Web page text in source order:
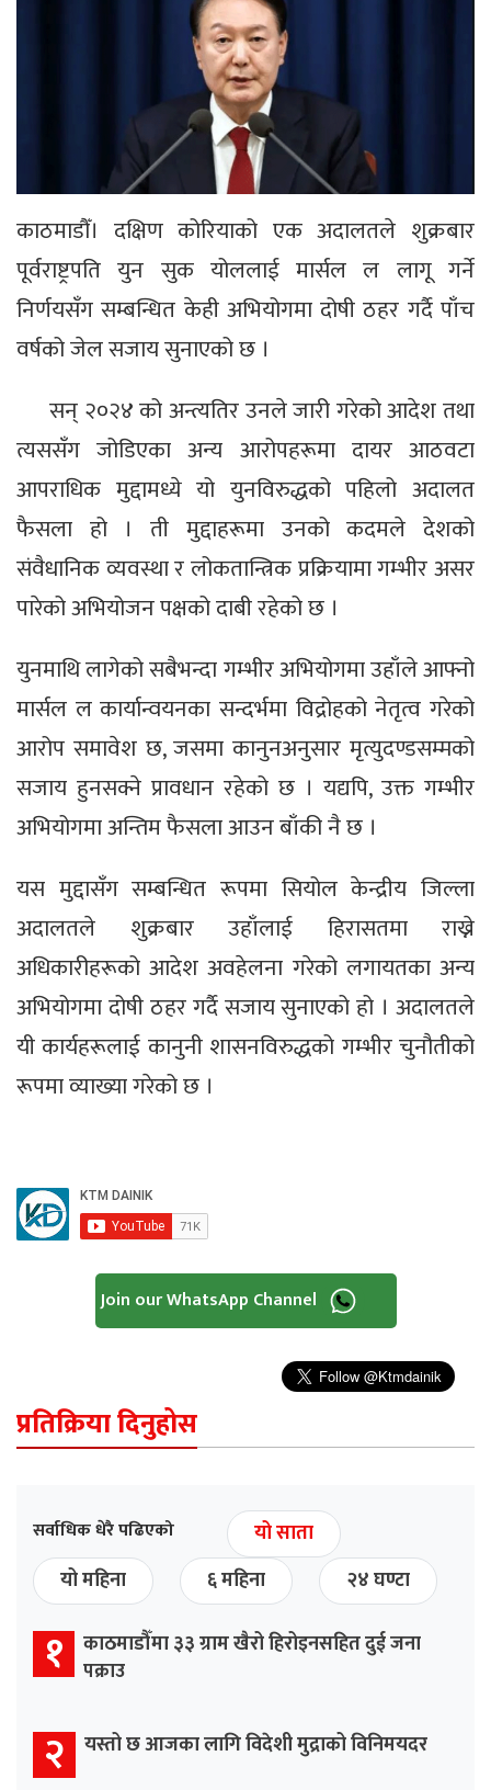
काठमाडौँ। दक्षिण कोरियाको एक अदालतले शुक्रबार
पूर्वराष्ट्रपति युन सुक योललाई मार्सल ल लागू गर्ने
निर्णयसँग सम्बन्धित केही अभियोगमा दोषी ठहर गर्दै पाँच
वर्षको जेल सजाय सुनाएको छ ।
सन् २०२४ को अन्त्यतिर उनले जारी गरेको आदेश तथा
त्यससँग जोडिएका अन्य आरोपहरूमा दायर आठवटा
आपराधिक मुद्दामध्ये यो युनविरुद्धको पहिलो अदालत
फैसला हो । ती मुद्दाहरूमा उनको कदमले देशको
संवैधानिक व्यवस्था र लोकतान्त्रिक प्रक्रियामा गम्भीर असर
पारेको अभियोजन पक्षको दाबी रहेको छ ।
युनमाथि लागेको सबैभन्दा गम्भीर अभियोगमा उहाँले आफ्नो
मार्सल ल कार्यान्वयनका सन्दर्भमा विद्रोहको नेतृत्व गरेको
आरोप समावेश छ, जसमा कानुनअनुसार मृत्युदण्डसम्मको
सजाय हुनसक्ने प्रावधान रहेको छ । यद्यपि, उक्त गम्भीर
अभियोगमा अन्तिम फैसला आउन बाँकी नै छ ।
यस मुद्दासँग सम्बन्धित रूपमा सियोल केन्द्रीय जिल्ला
अदालतले शुक्रबार उहाँलाई हिरासतमा राख्ने
अधिकारीहरूको आदेश अवहेलना गरेको लगायतका अन्य
अभियोगमा दोषी ठहर गर्दै सजाय सुनाएको हो । अदालतले
यी कार्यहरूलाई कानुनी शासनविरुद्धको गम्भीर चुनौतीको
रूपमा व्याख्या गरेको छ ।
Join our WhatsApp Channel
प्रतिक्रिया दिनुहोस
सर्वाधिक धेरै पढिएको
यो साता
यो महिना
६ महिना २४ घण्टा
१ काठमाडौँमा ३३ ग्राम खैरो हिरोइनसहित दुई जना
पक्राउ
२ यस्तो छ आजका लागि विदेशी मुद्राको विनिमयदर